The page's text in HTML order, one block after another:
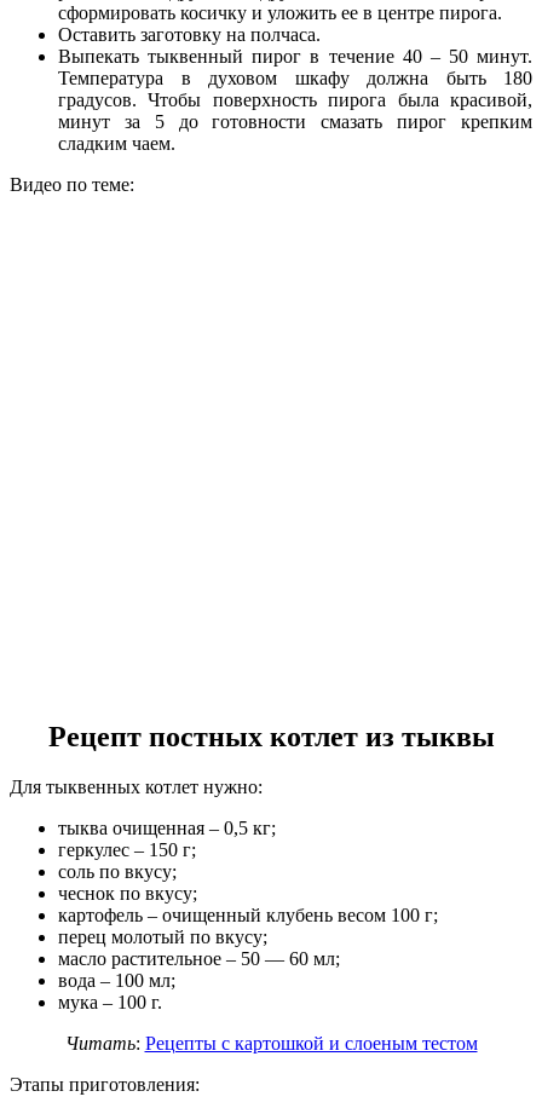
сформировать косичку и уложить ее в центре пирога.
Оставить заготовку на полчаса.
Выпекать тыквенный пирог в течение 40 – 50 минут.
Температура в духовом шкафу должна быть 180
градусов. Чтобы поверхность пирога была красивой,
минут за 5 до готовности смазать пирог крепким
сладким чаем.
Видео по теме:
Рецепт постных котлет из тыквы
Для тыквенных котлет нужно:
тыква очищенная – 0,5 кг;
геркулес – 150 г;
соль по вкусу;
чеснок по вкусу;
картофель – очищенный клубень весом 100 г;
перец молотый по вкусу;
масло растительное – 50 — 60 мл;
вода – 100 мл;
мука – 100 г.
Читать: Рецепты с картошкой и слоеным тестом
Этапы приготовления: